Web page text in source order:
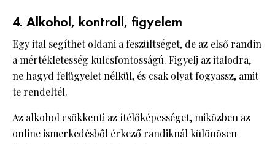
4. Alkohol, kontroll, figyelem
Egy ital segíthet oldani a feszültséget, de az első randin
a mértékletesség kulcsfontosságú. Figyelj az italodra,
ne hagyd felügyelet nélkül, és csak olyat fogyassz, amit
te rendeltél.
Az alkohol csökkenti az ítélőképességet, miközben az
online ismerkedésből érkező randiknál különösen